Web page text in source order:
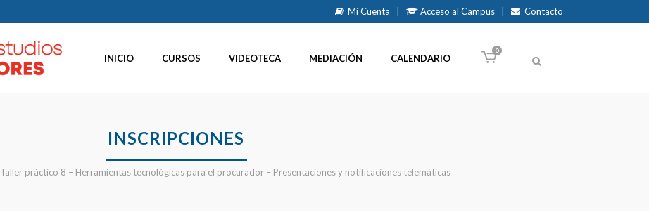
Mi Cuenta Acceso al Campus Contacto
0
INICIO CURSOS VIDEOTECA MEDIACIÓN CALENDARIO
INSCRIPCIONES
Taller práctico 8 – Herramientas tecnológicas para el procurador – Presentaciones y notificaciones telemáticas